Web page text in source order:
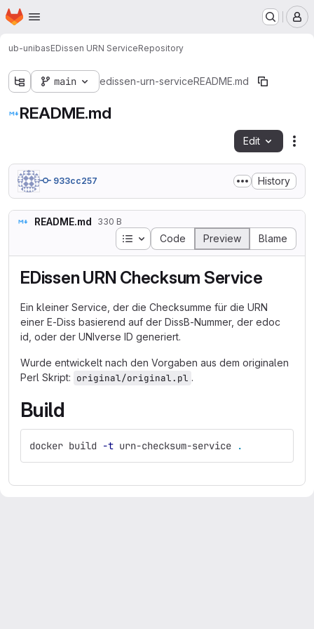
Skip to main content
Homepage
ub-unibasEDissen URN ServiceRepository
main edissen-urn-serviceREADME.md
README.md
Edit
933cc257 History
README.md 330 B
Table of contents
Code Preview Blame
EDissen URN Checksum Service
Ein kleiner Service, der die Checksumme für die URN
einer E-Diss basierend auf der DissB-Nummer, der edoc
id, oder der UNIverse ID generiert.
Wurde entwickelt nach den Vorgaben aus dem originalen
Perl Skript: original/original.pl .
Build
docker build -t urn-checksum-service .